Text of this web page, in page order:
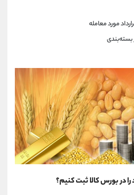
مورد معامله
بسته‌بندی
در بورس کالا ثبت کنیم؟